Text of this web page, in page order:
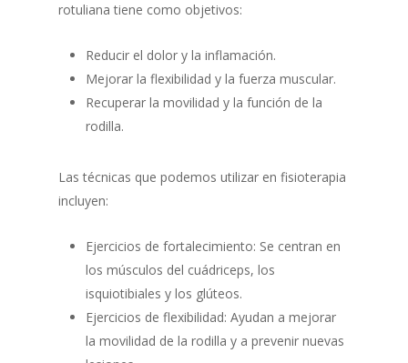
rotuliana tiene como objetivos:
Reducir el dolor y la inflamación.
Mejorar la flexibilidad y la fuerza muscular.
Recuperar la movilidad y la función de la
rodilla.
Las técnicas que podemos utilizar en fisioterapia
incluyen:
Ejercicios de fortalecimiento: Se centran en
los músculos del cuádriceps, los
isquiotibiales y los glúteos.
Ejercicios de flexibilidad: Ayudan a mejorar
la movilidad de la rodilla y a prevenir nuevas